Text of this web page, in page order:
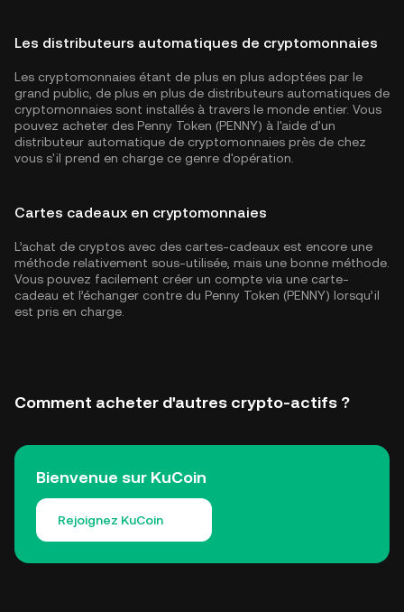
Les distributeurs automatiques de cryptomonnaies
Les cryptomonnaies étant de plus en plus adoptées par le
grand public, de plus en plus de distributeurs automatiques de
cryptomonnaies sont installés à travers le monde entier. Vous
pouvez acheter des Penny Token (PENNY) à l'aide d'un
distributeur automatique de cryptomonnaies près de chez
vous s'il prend en charge ce genre d'opération.
Cartes cadeaux en cryptomonnaies
L’achat de cryptos avec des cartes-cadeaux est encore une
méthode relativement sous-utilisée, mais une bonne méthode.
Vous pouvez facilement créer un compte via une carte-
cadeau et l’échanger contre du Penny Token (PENNY) lorsqu’il
est pris en charge.
Comment acheter d'autres crypto-actifs ?
Bienvenue sur KuCoin
Rejoignez KuCoin